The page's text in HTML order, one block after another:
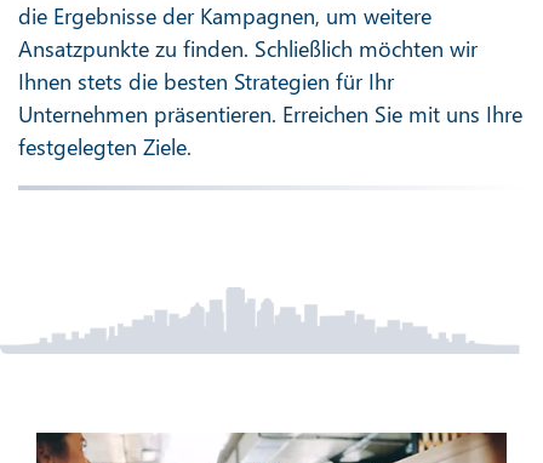
die Ergebnisse der Kampagnen, um weitere
Ansatzpunkte zu finden. Schließlich möchten wir
Ihnen stets die besten Strategien für Ihr
Unternehmen präsentieren. Erreichen Sie mit uns Ihre
festgelegten Ziele.